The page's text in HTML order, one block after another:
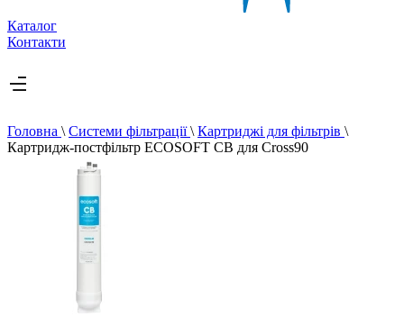
Каталог
Контакти
Головна \ Системи фільтрації\ Картриджі для фільтрів \
Картридж-постфільтр ECOSOFT CB для Cross90